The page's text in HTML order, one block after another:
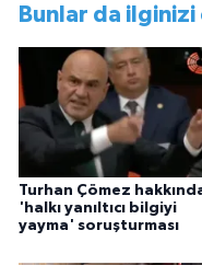
Bunlar da
Turhan Çömez
'halkı yanıltıcı bilgiyi
yayma' soruşturması